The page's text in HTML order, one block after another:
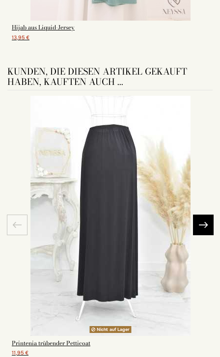
Hijab aus Liquid-Jersey
13,95 €
KUNDEN, DIE DIESEN ARTIKEL GEKAUFT
HABEN, KAUFTEN AUCH ...
Nicht auf Lager
Printenia trübender Petticoat
11,95 €